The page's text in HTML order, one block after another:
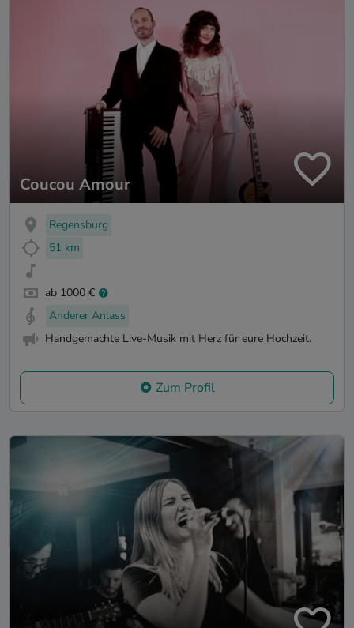
Coucou Amour
Regensburg
51 km
ab 1000 €
Anderer Anlass
Handgemachte Live-Musik mit Herz für eure Hochzeit.
Zum Profil